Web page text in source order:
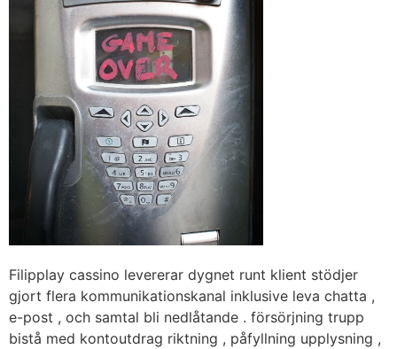
Filipplay cassino levererar dygnet runt klient stödjer
gjort flera kommunikationskanal inklusive leva chatta ,
e-post , och samtal bli nedlåtande . försörjning trupp
bistå med kontoutdrag riktning , påfyllning upplysning ,